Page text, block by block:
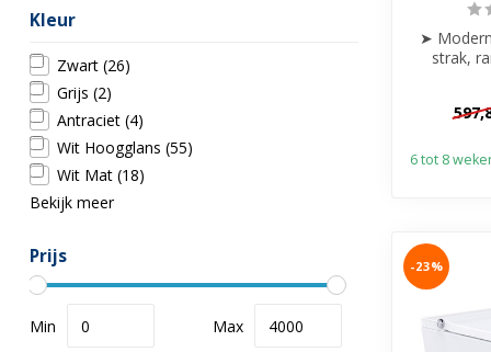
Kleur
Zwart (26)
Grijs (2)
Antraciet (4)
Wit Hoogglans (55)
Wit Mat (18)
Bekijk meer
Prijs
Min Max
➤
strak,
6 tot 8
-23%